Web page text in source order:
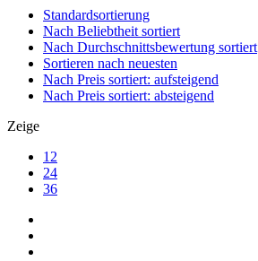
Standardsortierung
Nach Beliebtheit sortiert
Nach Durchschnittsbewertung sortiert
Sortieren nach neuesten
Nach Preis sortiert: aufsteigend
Nach Preis sortiert: absteigend
Zeige
12
24
36